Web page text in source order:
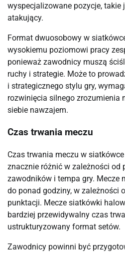
wyspecjalizowane pozycje, takie
atakujący.
Format dwuosobowy w
wysokiemu poziomowi pracy
ponieważ zawodnicy muszą
ruchy i strategie. Może to
i strategicznego stylu gry,
rozwinięcia silnego zrozumienia
siebie nawzajem.
Czas trwania meczu
Czas trwania meczu w
znacznie różnić w zależności od
zawodników i tempa gry. Mecze
do ponad godziny, w zależności
punktacji. Mecze siatkówki
bardziej przewidywalny czas
ustrukturyzowany format setów.
Zawodnicy powinni być